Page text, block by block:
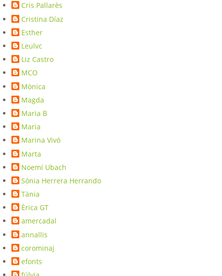
Cris Pallarès
Cristina Díaz
Esther
Leulvc
Liz Castro
MCO
Mònica
Magda
Maria B
Maria
Marina Vivó
Marta
Noemí Ubach
Sònia Herrera Herrando
Tània
Èrica GT
amercadal
annallis
corominaj
efonts